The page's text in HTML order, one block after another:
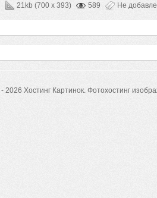
21kb (700 x 393) 589 Не
2026 Хостинг Картинок. Фотохостинг